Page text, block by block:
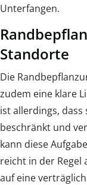
Unterfangen.
Standorte
Die
zudem eine klare
ist allerdings,
beschränkt und
kann diese
reicht in der Regel
auf eine